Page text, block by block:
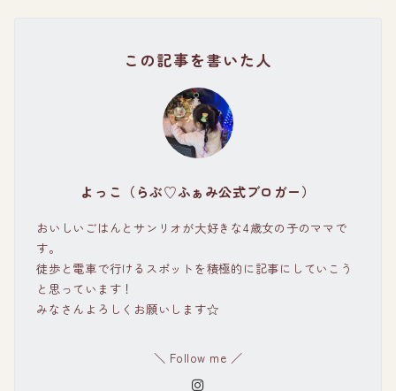
この記事を書いた人
よっこ（らぶ♡ふぁみ公式ブロガー）
おいしいごはんとサンリオが大好きな4歳女の子のママで
す。
徒歩と電車で行けるスポットを積極的に記事にしていこう
と思っています！
みなさんよろしくお願いします☆
＼ Follow me ／